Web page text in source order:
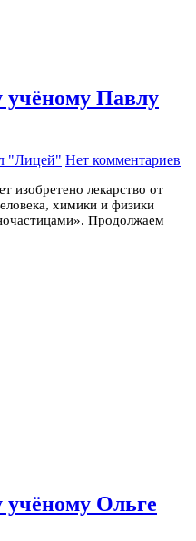
учёному Павлу
"Лицей" Нет комментариев
изобретено лекарство от
химики и физики
Продолжаем
учёному Ольге